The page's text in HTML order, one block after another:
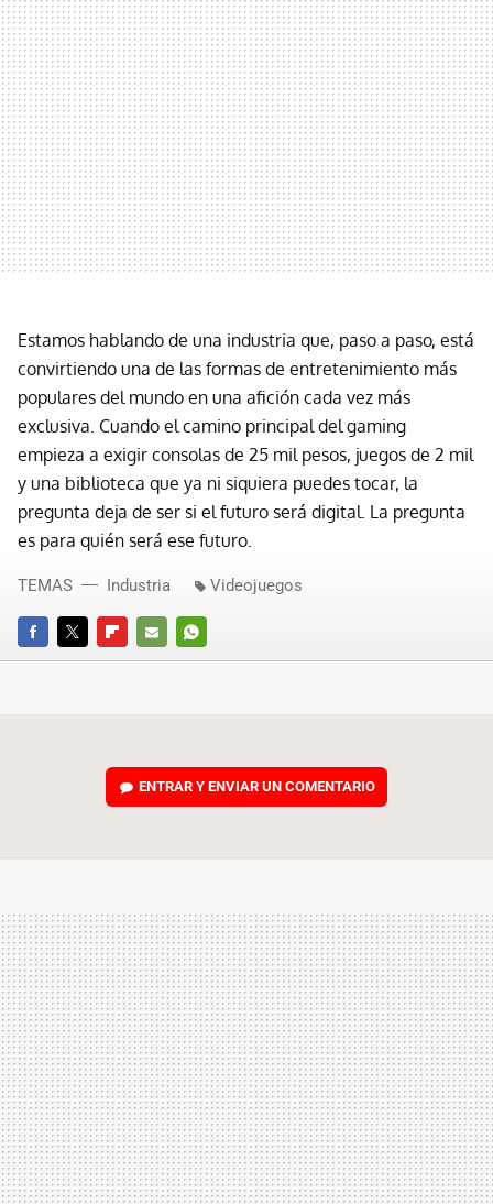
Estamos hablando de una industria que, paso a paso, está
convirtiendo una de las formas de entretenimiento más
populares del mundo en una afición cada vez más
exclusiva. Cuando el camino principal del gaming
empieza a exigir consolas de 25 mil pesos, juegos de 2 mil
y una biblioteca que ya ni siquiera puedes tocar, la
pregunta deja de ser si el futuro será digital. La pregunta
es para quién será ese futuro.
FACEBOOKTWITTERFLIPBOARD
E-
WHATSAPP
TEMAS Industria Videojuegos
ENTRAR Y ENVIAR UN COMENTARIO